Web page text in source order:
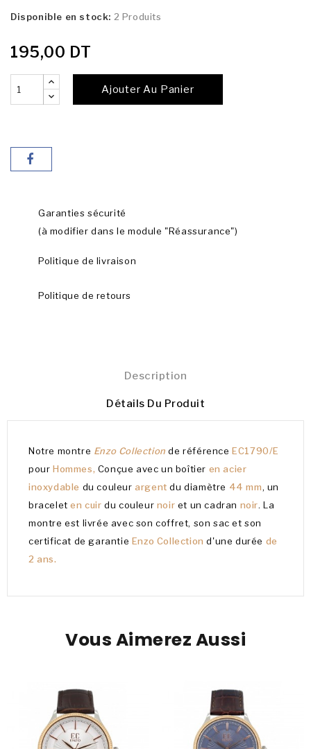
Disponible en stock: 2 Produits
195,00 DT
Ajouter Au Panier
Garanties sécurité
(à modifier dans le module "Réassurance")
Politique de livraison
Politique de retours
Description
Détails Du Produit
Notre montre Enzo Collectionde référenceEC1790/E
pour Hommes, Conçue avec un boîtier en acier
inoxydable du couleurargentdu diamètre 44 mm, un
braceleten cuirdu couleur noir et un cadran noir. La
montre est livrée avec son coffret, son sac et son
certificat de garantie Enzo Collectiond'une durée de
2 ans.
Vous Aimerez Aussi